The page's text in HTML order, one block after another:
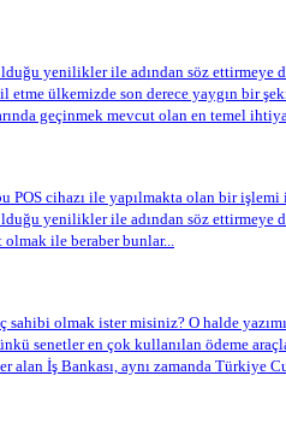
yenilikler ile adından söz ettirmeye
ülkemizde son derece yaygın bir
geçinmek mevcut olan en temel
POS cihazı ile yapılmakta olan bir işlemi
yenilikler ile adından söz ettirmeye
ile beraber bunlar...
olmak ister misiniz? O halde
senetler en çok kullanılan ödeme
alan İş Bankası, aynı zamanda Türkiye